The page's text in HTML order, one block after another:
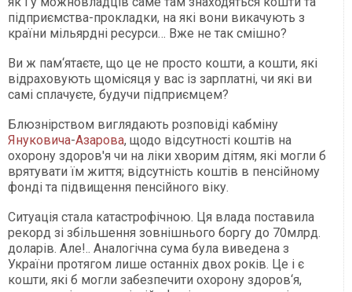
підприємства-прокладки, на які вони викачують з
країни мільярдні ресурси… Вже не так смішно?
Ви ж пам‘ятаєте, що це не просто кошти, а кошти, які
відраховують щомісяця у вас із зарплатні, чи які ви
самі сплачуєте, будучи підприємцем?
Блюзнірством виглядають розповіді кабміну
Януковича-Азарова, щодо відсутності коштів на
охорону здоров'я чи на ліки хворим дітям, які могли б
врятувати їм життя; відсутність коштів в пенсійному
фонді та підвищення пенсійного віку.
Ситуація стала катастрофічною. Ця влада поставила
рекорд зі збільшення зовнішнього боргу до 70млрд.
доларів. Але!.. Аналогічна сума була виведена з
України протягом лише останніх двох років. Це і є
кошти, які б могли забезпечити охорону здоров‘я,